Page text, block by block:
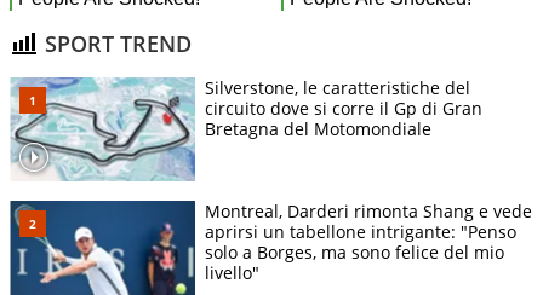
SPORT TREND
Silverstone, le caratteristiche del
circuito dove si corre il Gp di Gran
Bretagna del Motomondiale
Montreal, Darderi rimonta Shang e vede
aprirsi un tabellone intrigante: "Penso
solo a Borges, ma sono felice del mio
livello"